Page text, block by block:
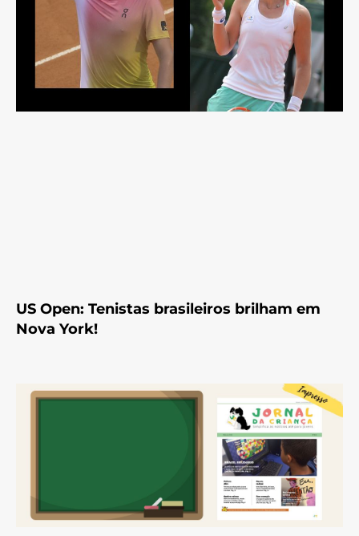
US Open: Tenistas brasileiros brilham em
Nova York!